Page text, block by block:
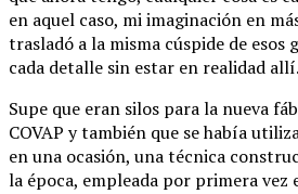
en aquel caso, mi imaginación en
trasladó a la misma cúspide de esos
cada detalle sin estar en realidad allí.
Supe que eran silos para la nueva
COVAP y también que se había
en una ocasión, una técnica
la época, empleada por primera vez